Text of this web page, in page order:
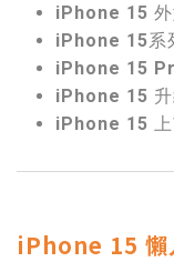
iPhone 15 外
iPhone 15系
iPhone 15
iPhone 15
iPhone 15 上
iPhone 15 懶